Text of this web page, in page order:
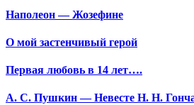
Наполеон — Жозефине
О мой застенчивый герой
Первая любовь в 14 лет….
А. С. Пушкин — Невесте Н. Н.